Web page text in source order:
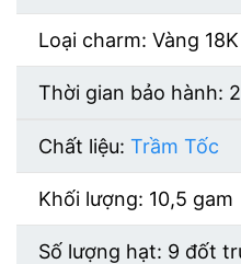
Loại charm: Vàng 18K
Thời gian bảo hành:
Chất liệu: Trầm Tốc
Khối lượng: 10,5 gam
Số lượng hạt: 9 đốt